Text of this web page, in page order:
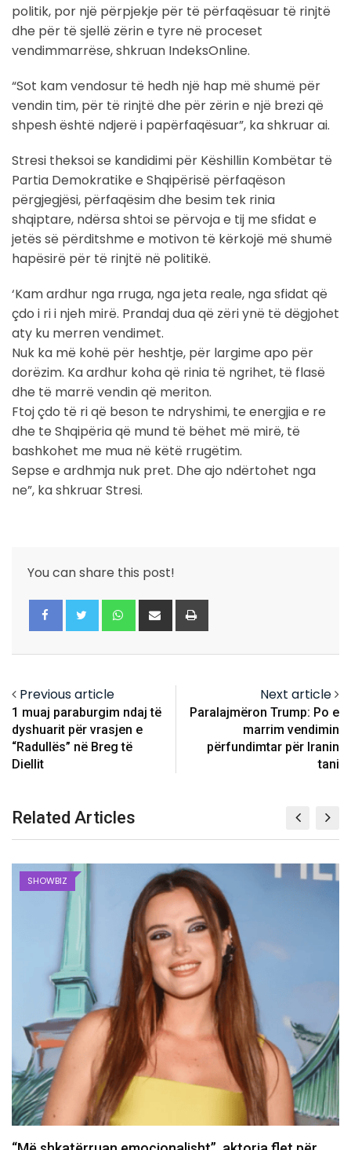
politik, por një përpjekje për të përfaqësuar të rinjtë
dhe për të sjellë zërin e tyre në proceset
vendimmarrëse, shkruan IndeksOnline.
“Sot kam vendosur të hedh një hap më shumë për
vendin tim, për të rinjtë dhe për zërin e një brezi që
shpesh është ndjerë i papërfaqësuar”, ka shkruar ai.
Stresi theksoi se kandidimi për Këshillin Kombëtar të
Partia Demokratike e Shqipërisë përfaqëson
përgjegjësi, përfaqësim dhe besim tek rinia
shqiptare, ndërsa shtoi se përvoja e tij me sfidat e
jetës së përditshme e motivon të kërkojë më shumë
hapësirë për të rinjtë në politikë.
‘Kam ardhur nga rruga, nga jeta reale, nga sfidat që
çdo i ri i njeh mirë. Prandaj dua që zëri ynë të dëgjohet
aty ku merren vendimet.
Nuk ka më kohë për heshtje, për largime apo për
dorëzim. Ka ardhur koha që rinia të ngrihet, të flasë
dhe të marrë vendin që meriton.
Ftoj çdo të ri që beson te ndryshimi, te energjia e re
dhe te Shqipëria që mund të bëhet më mirë, të
bashkohet me mua në këtë rrugëtim.
Sepse e ardhmja nuk pret. Dhe ajo ndërtohet nga
ne”, ka shkruar Stresi.
You can share this post!
Whatsapp
Share
via
Previous article
1 muaj paraburgim ndaj të
dyshuarit për vrasjen e
“Radullës” në Breg të
Diellit
Next article
Paralajmëron Trump: Po e
marrim vendimin
përfundimtar për Iranin
tani
Related Articles
SHOWBIZ